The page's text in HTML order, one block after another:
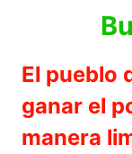
El pueblo
ganar el
manera